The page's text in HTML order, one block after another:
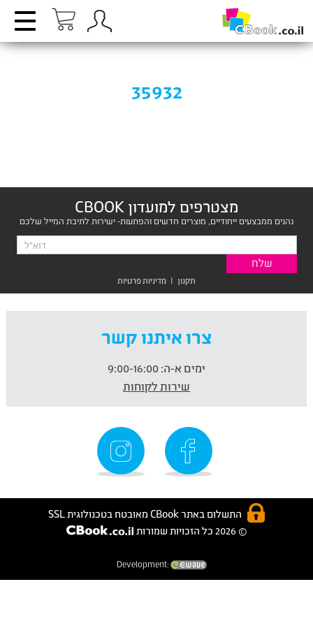
35932
מצטרפים למועדון CBOOK
נהנים ממבצעים ייחודיים, מוצרים חדשים והפתעות- ישירות לתיבת המייל שלכם
תקנון | מדיניות פרטיות
צרו איתנו קשר
ימים א-ה:
שירות לקוחות
התשלום באתר CBook מאובטח בטכנולוגית SSL
© 2026 כל הזכויות שמורות
Development: